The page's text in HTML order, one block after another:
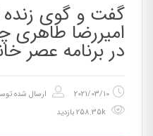
گفت و گوی زنده
امیررضا طاهری
در برنامه عصر
2021/03/10 ارسال شده